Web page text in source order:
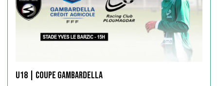
U18 | COUPE GAMBARDELLA